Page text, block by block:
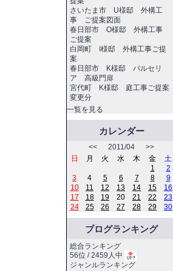
さいたま市 U様邸 外構工
事 ご提案図面
春日部市 O様邸 外構工事
ご提案
白岡町 I様邸 外構工事ご提
案
春日部市 K様邸 バルセリ
ア 高級門扉
宮代町 K様邸 庭工事ご提案
変更分
一覧を見る
カレンダー
<< 2011/04 >>
日
月 火 水 木 金
土
1
2
3
4 5 6 7 8
9
10
11 12 13 14 15
16
17
18 19 20 21 22
23
24
25 26 27 28 29 30
ブログランキング
総合ランキング
56位 / 2459人中
ジャンルランキング